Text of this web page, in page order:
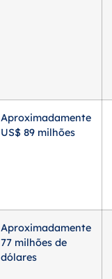
Aproximadamente
US$ 89 milhões
Aproximadamente
77 milhões de
dólares